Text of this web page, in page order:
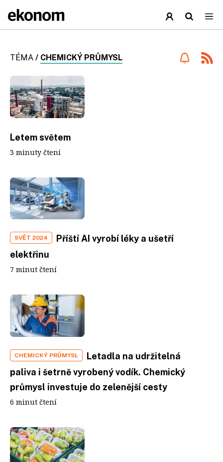
TÉMA / CHEMICKÝ PRŮMYSL
Letem světem
3 minuty čtení
SVĚT 2024
Příští AI vyrobí léky a ušetří
elektřinu
7 minut čtení
CHEMICKÝ PRŮMYSL
Letadla na udržitelná
paliva i šetrně vyrobený vodík. Chemický
průmysl investuje do zelenější cesty
6 minut čtení